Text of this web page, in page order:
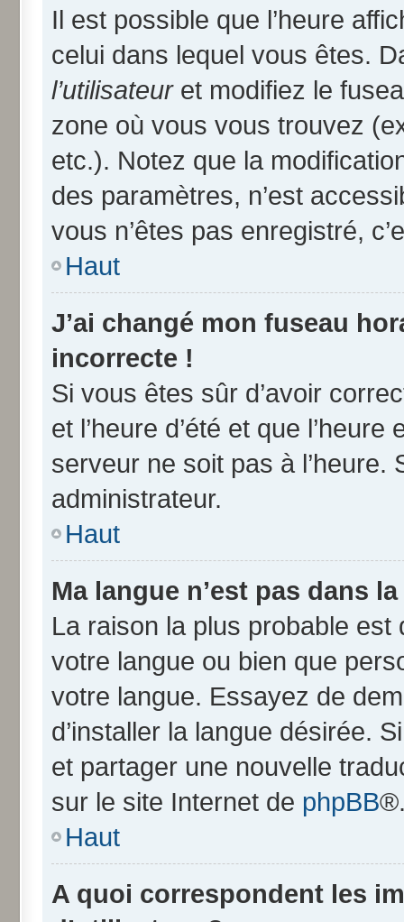
Il est possible que l’heure
celui dans lequel vous êtes.
l’utilisateuret modifiez le
zone où vous vous trouvez
etc.). Notez que la
des paramètres, n’est
vous n’êtes pas enregistré,
Haut
J’ai changé mon fuseau
incorrecte !
Si vous êtes sûr d’avoir
et l’heure d’été et que
serveur ne soit pas à l’heure.
administrateur.
Haut
Ma langue n’est pas dans
La raison la plus probable est
votre langue ou bien que
votre langue. Essayez de
d’installer la langue désirée.
et partager une nouvelle
sur le site Internet de phpBB
Haut
A quoi correspondent les